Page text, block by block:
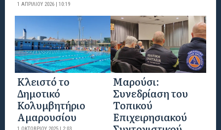
1 ΑΠΡΙΛΊΟΥ 2026 | 10:19
Κλειστό το
Δημοτικό
Κολυμβητήριο
Αμαρουσίου
Μαρούσι:
Συνεδρίαση του
Τοπικού
Επιχειρησιακού